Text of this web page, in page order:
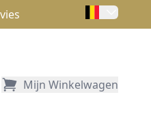
Mijn Winkelwagen